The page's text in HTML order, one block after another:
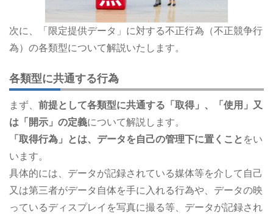
次に、「限定提供データ」に対する不正行為（不正競争行
為）の各類型について解説いたします。
各類型に共通する行為
まず、 前提として各類型に共通する「取得」、「使用」又
は「開示」の定義について解説します。
「取得行為」とは、データを自己の管理下に置くこと をい
います。
具体的には、データが記録されている媒体等を介して自己
又は第三者がデータ自体を手に入れる行為や、データの映
っているディスプレイを写真に撮る等、データが記録され